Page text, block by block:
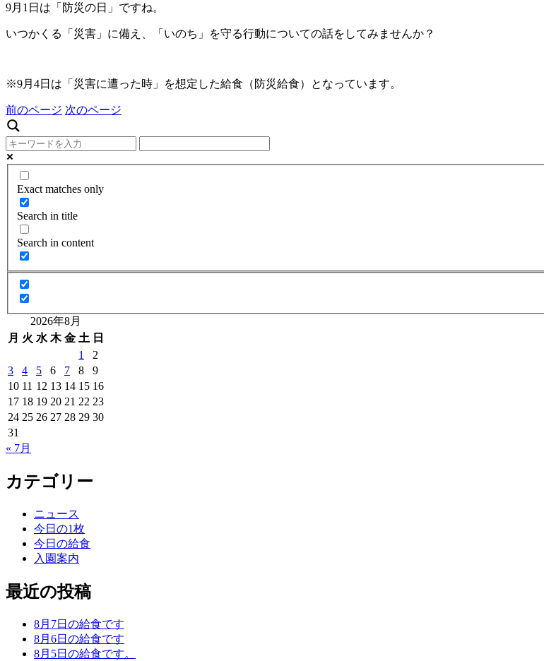
9月1日は「防災の日」ですね。
いつかくる「災害」に備え、「いのち」を守る行動についての話をしてみませんか？
※9月4日は「災害に遭った時」を想定した給食（防災給食）となっています。
前のページ 次のページ
Exact matches only
Search in title
Search in content
2026年8月
月 火 水 木 金 土 日
1
2
3
4 5 6 7 8
9
10 11 12 13 14 15 16
17 18 19 20 21 22 23
24 25 26 27 28 29 30
31
« 7月
カテゴリー
ニュース
今日の1枚
今日の給食
入園案内
最近の投稿
8月7日の給食です
8月6日の給食です
8月5日の給食です。